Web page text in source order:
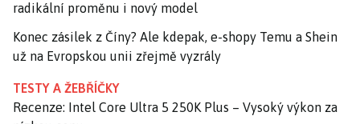
radikální proměnu i nový model
Konec zásilek z Číny? Ale kdepak, e-shopy Temu a Shein
už na Evropskou unii zřejmě vyzrály
TESTY A ŽEBŘÍČKY
Recenze: Intel Core Ultra 5 250K Plus – Vysoký výkon za